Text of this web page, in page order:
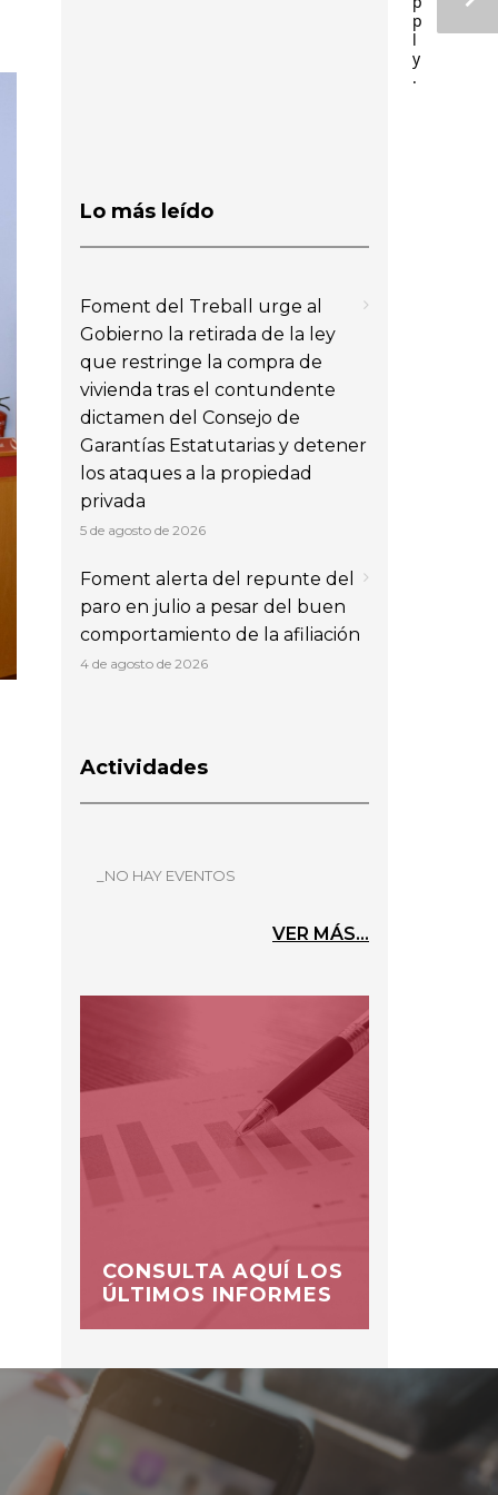
p
l
y
.
Lo más leído
Foment del Treball urge al
Gobierno la retirada de la ley
que restringe la compra de
vivienda tras el contundente
dictamen del Consejo de
Garantías Estatutarias y detener
los ataques a la propiedad
privada
5 de agosto de 2026
Foment alerta del repunte del
paro en julio a pesar del buen
comportamiento de la afiliación
4 de agosto de 2026
Actividades
_NO HAY EVENTOS
VER MÁS...
CONSULTA AQUÍ LOS
ÚLTIMOS INFORMES